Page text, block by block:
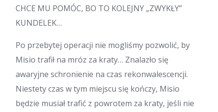
CHCE MU POMÓC, BO TO KOLEJNY „ZWYKŁY”
KUNDELEK…
Po przebytej operacji nie mogliśmy pozwolić, by
Misio trafił na mróz za kraty… Znalazło się
awaryjne schronienie na czas rekonwalescencji.
Niestety czas w tym miejscu się kończy, Misio
będzie musiał trafić z powrotem za kraty, jeśli nie